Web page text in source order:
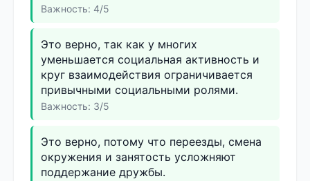
Важность: 4/5
Это верно, так как у многих
уменьшается социальная активность и
круг взаимодействия ограничивается
привычными социальными ролями.
Важность: 3/5
Это верно, потому что переезды, смена
окружения и занятость усложняют
поддержание дружбы.